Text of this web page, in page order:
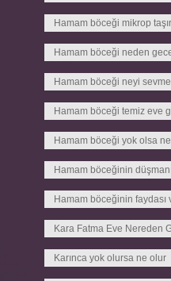
Hamam böceği mikrop
Hamam böceği neden
Hamam böceği neyi
Hamam böceği temiz eve
Hamam böceği yok olsa
Hamam böceğinin
Hamam böceğinin faydası
Kara Fatma Eve Nereden
Karınca yok olursa ne olur